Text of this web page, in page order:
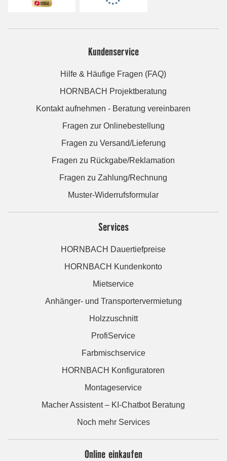
Kundenservice
Hilfe & Häufige Fragen (FAQ)
HORNBACH Projektberatung
Kontakt aufnehmen - Beratung vereinbaren
Fragen zur Onlinebestellung
Fragen zu Versand/Lieferung
Fragen zu Rückgabe/Reklamation
Fragen zu Zahlung/Rechnung
Muster-Widerrufsformular
Services
HORNBACH Dauertiefpreise
HORNBACH Kundenkonto
Mietservice
Anhänger- und Transportervermietung
Holzzuschnitt
ProfiService
Farbmischservice
HORNBACH Konfiguratoren
Montageservice
Macher Assistent – KI-Chatbot Beratung
Noch mehr Services
Online einkaufen